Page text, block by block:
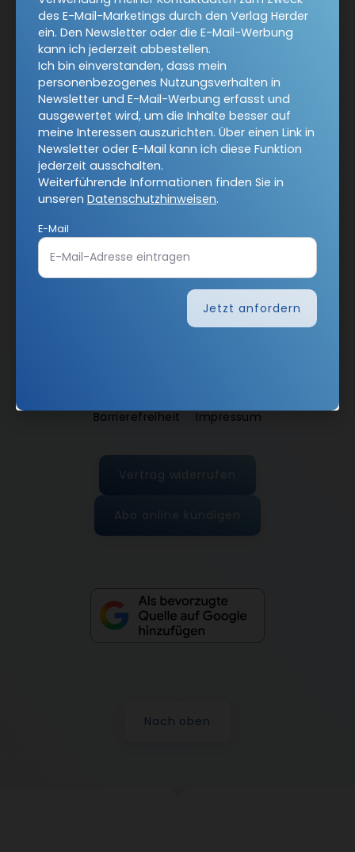
Ich bin einverstanden, dass mein personenbezogenes
Nutzungsverhalten in Newsletter und E-Mail-Werbung
erfasst und ausgewertet wird, um die Inhalte besser auf
meine Interessen auszurichten. Über einen Link in
Newsletter oder E-Mail kann ich diese Funktion jederzeit
ausschalten.
Weiterführende Informationen finden Sie in unseren
Datenschutzhinweisen.
E-Mail
Barrierefreiheit
Impressum
Vertrag widerrufen
Abo online kündigen
Nach oben
des E-Mail-Marketings durch den Verlag Herder
ein. Den Newsletter oder die E-Mail-Werbung
kann ich jederzeit abbestellen.
Ich bin einverstanden, dass mein
personenbezogenes Nutzungsverhalten in
Newsletter und E-Mail-Werbung erfasst und
ausgewertet wird, um die Inhalte besser auf
meine Interessen auszurichten. Über einen Link in
Newsletter oder E-Mail kann ich diese Funktion
jederzeit ausschalten.
Weiterführende Informationen finden Sie in
unseren Datenschutzhinweisen.
E-Mail
Jetzt anfordern